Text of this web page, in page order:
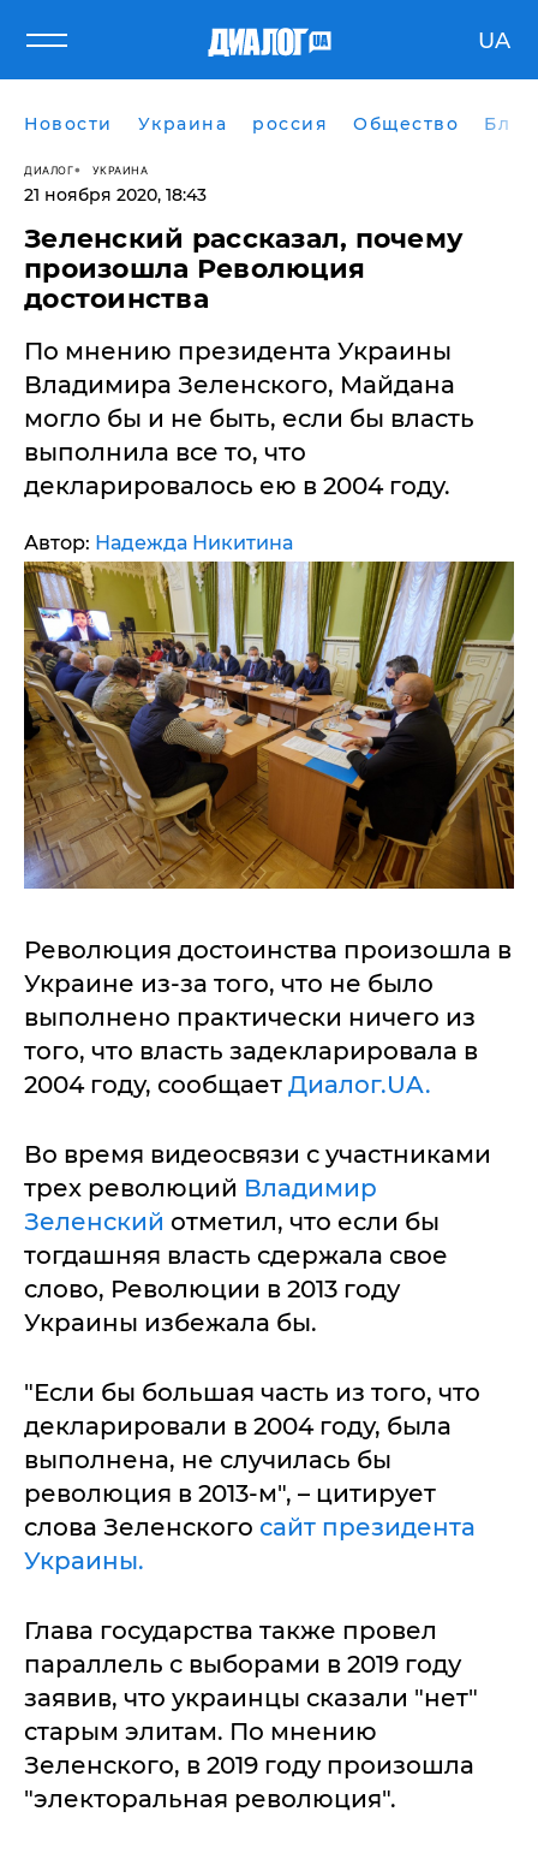
UA
Новости Украина россия Общество
ДИАЛОГ УКРАИНА
21 ноября 2020, 18:43
Зеленский рассказал, почему
произошла Революция
достоинства
По мнению президента Украины
Владимира Зеленского, Майдана
могло бы и не быть, если бы власть
выполнила все то, что
декларировалось ею в 2004 году.
Автор: Надежда Никитина
Революция достоинства произошла в
Украине из-за того, что не было
выполнено практически ничего из
того, что власть задекларировала в
2004 году, сообщает Диалог.UA.
Во время видеосвязи с участниками
трех революций Владимир
Зеленский отметил, что если бы
тогдашняя власть сдержала свое
слово, Революции в 2013 году
Украины избежала бы.
"Если бы большая часть из того, что
декларировали в 2004 году, была
выполнена, не случилась бы
революция в 2013-м", – цитирует
слова Зеленского сайт президента
Украины.
Глава государства также провел
параллель с выборами в 2019 году
заявив, что украинцы сказали "нет"
старым элитам. По мнению
Зеленского, в 2019 году произошла
"электоральная революция".